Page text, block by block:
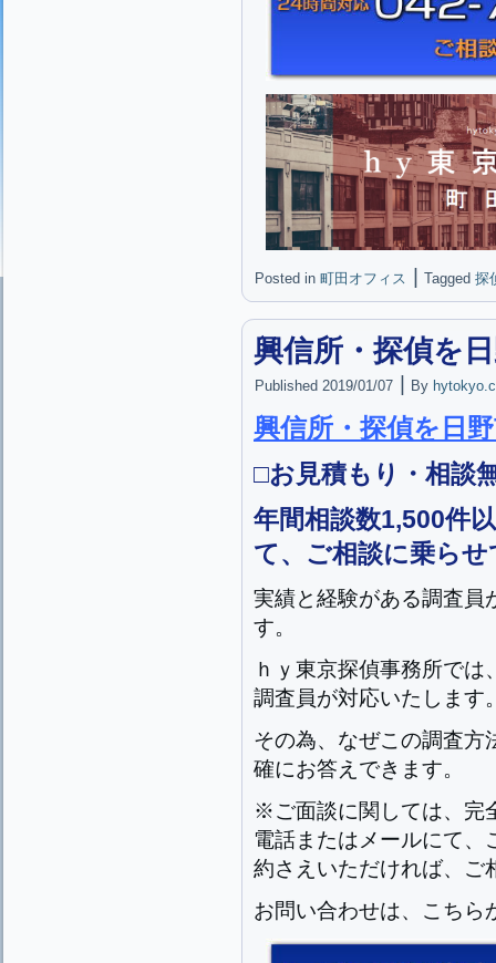
Posted in 町田オフィス Tagged 探
興信所・探偵を
Published 2019/01/07 By
興信所・探偵を日
□お見積もり・相談
年間相談数1,500件
て、ご相談に乗ら
実績と経験がある調査員
す。
ｈｙ東京探偵事務所で
調査員が対応いたします
その為、なぜこの調査方
確にお答えできます。
※ご面談に関しては、完
電話またはメールにて、
約さえいただければ、ご
お問い合わせは、こちら